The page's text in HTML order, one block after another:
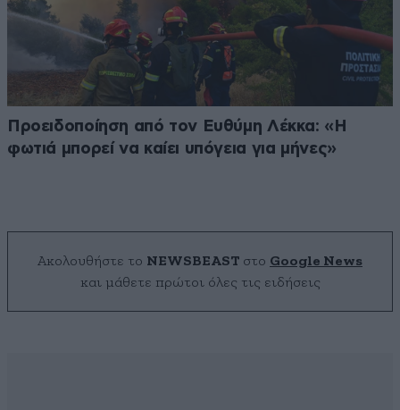
Προειδοποίηση από τον Ευθύμη Λέκκα: «Η
φωτιά μπορεί να καίει υπόγεια για μήνες»
Ακολουθήστε το NEWSBEAST στο Google News
και μάθετε πρώτοι όλες τις ειδήσεις